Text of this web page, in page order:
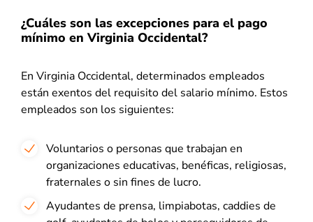
¿Cuáles son las excepciones para el pago
mínimo en Virginia Occidental?
En Virginia Occidental, determinados empleados
están exentos del requisito del salario mínimo. Estos
empleados son los siguientes:
Voluntarios o personas que trabajan en
organizaciones educativas, benéficas, religiosas,
fraternales o sin fines de lucro.
Ayudantes de prensa, limpiabotas, caddies de